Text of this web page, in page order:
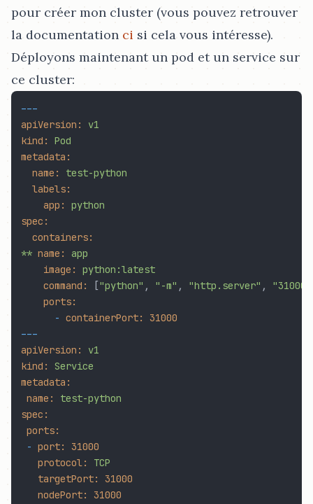
pour créer mon cluster (vous pouvez retrouver
la documentation ci si cela vous intéresse).
Déployons maintenant un pod et un service sur
ce cluster:
---
apiVersion:
v1
kind:
Pod
metadata:
name:
test-python
labels:
app:
python
spec:
containers:
** name:
app
image:
python:latest
command:
["python" , "-m" , "http.server" , "31000"
ports:
- containerPort:
31000
---
apiVersion:
v1
kind:
Service
metadata:
name:
test-python
spec:
ports:
- port:
31000
protocol:
TCP
targetPort:
31000
nodePort:
31000